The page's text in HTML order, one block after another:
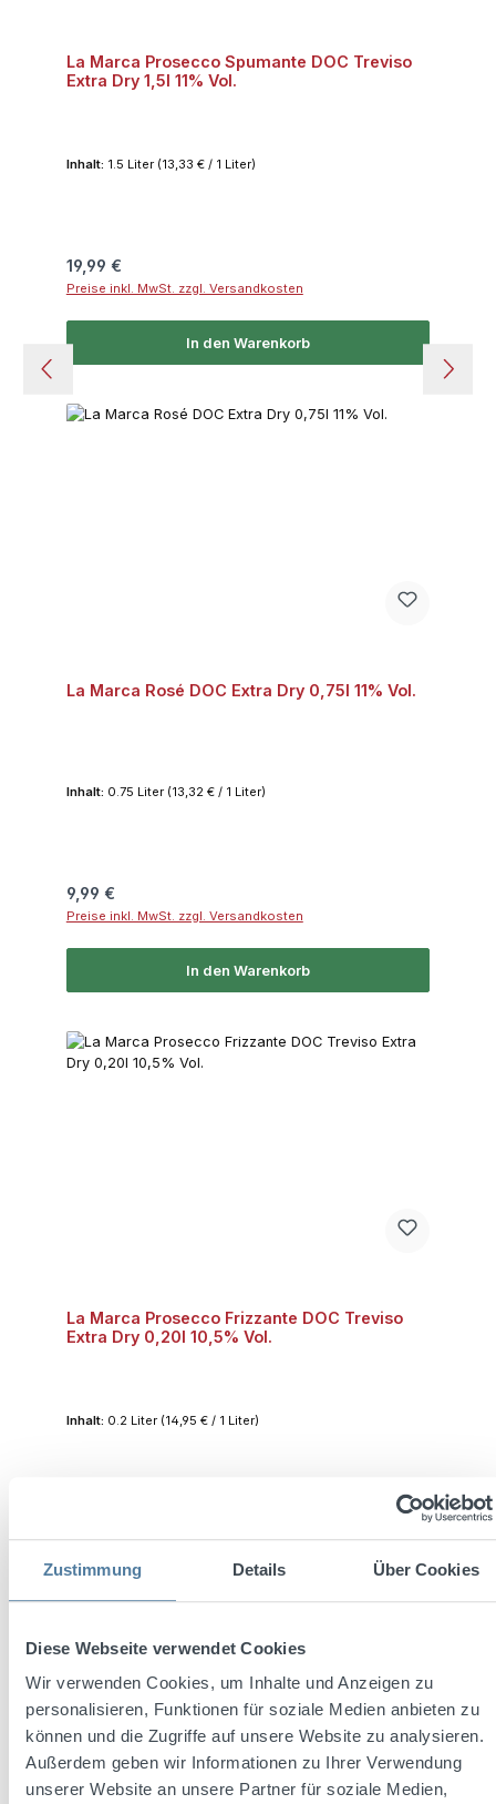
Zustimmung Details Über Cookies
Diese Webseite verwendet Cookies
Wir verwenden Cookies, um Inhalte und Anzeigen zu
personalisieren, Funktionen für soziale Medien anbieten zu
können und die Zugriffe auf unsere Website zu analysieren.
Außerdem geben wir Informationen zu Ihrer Verwendung
unserer Website an unsere Partner für soziale Medien,
La Marca Prosecco Spumante DOC Treviso
Extra Dry 1,5l 11% Vol.
Inhalt: 1.5 Liter (13,33 € / 1 Liter)
Regulärer Preis:
19,99 €
Preise inkl. MwSt. zzgl. Versandkosten
In den Warenkorb
La Marca Rosé DOC Extra Dry 0,75l 11% Vol.
Inhalt: 0.75 Liter (13,32 € / 1 Liter)
Regulärer Preis:
9,99 €
Preise inkl. MwSt. zzgl. Versandkosten
In den Warenkorb
La Marca Prosecco Frizzante DOC Treviso
Extra Dry 0,20l 10,5% Vol.
Inhalt: 0.2 Liter (14,95 € / 1 Liter)
Preise inkl. MwSt. zzgl. Versandkosten
In den Warenkorb
Produktgalerie überspringen
Kunden kauften auch